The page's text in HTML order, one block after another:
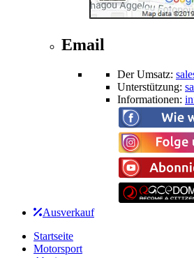
Email
Der Umsatz:
Unterstützung:
Informationen:
Ausverkauf
Startseite
Motorsport